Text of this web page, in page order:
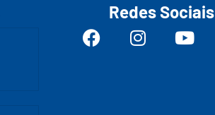
Redes Sociais